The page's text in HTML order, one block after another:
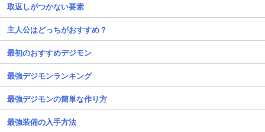
取返しがつかない要素
主人公はどっちがおすすめ？
最初のおすすめデジモン
最強デジモンランキング
最強デジモンの簡単な作り方
最強装備の入手方法